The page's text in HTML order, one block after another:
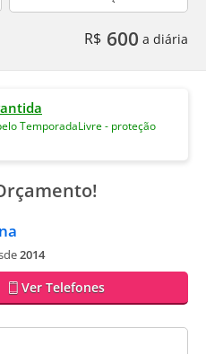
R$ 600 a diária
TemporadaLivre - proteção
2014
Ver Telefones